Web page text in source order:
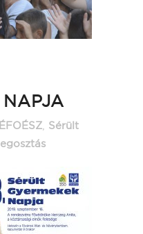
NAPJA
ÉFOÉSZ Sérült